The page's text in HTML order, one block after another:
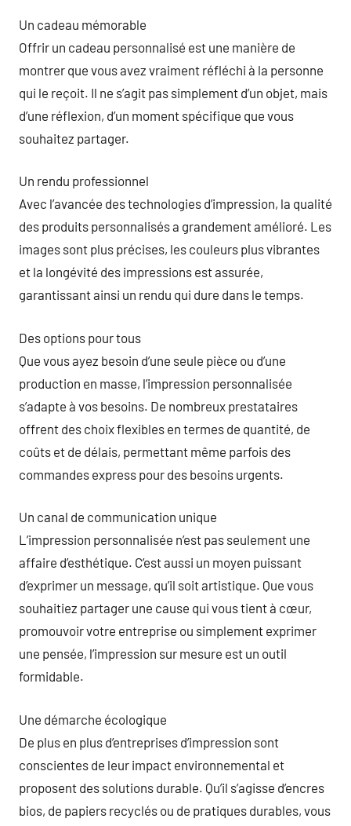
Un cadeau mémorable
Offrir un cadeau personnalisé est une manière de
montrer que vous avez vraiment réfléchi à la personne
qui le reçoit. Il ne s’agit pas simplement d’un objet, mais
d’une réflexion, d’un moment spécifique que vous
souhaitez partager.
Un rendu professionnel
Avec l’avancée des technologies d’impression, la qualité
des produits personnalisés a grandement amélioré. Les
images sont plus précises, les couleurs plus vibrantes
et la longévité des impressions est assurée,
garantissant ainsi un rendu qui dure dans le temps.
Des options pour tous
Que vous ayez besoin d’une seule pièce ou d’une
production en masse, l’impression personnalisée
s’adapte à vos besoins. De nombreux prestataires
offrent des choix flexibles en termes de quantité, de
coûts et de délais, permettant même parfois des
commandes express pour des besoins urgents.
Un canal de communication unique
L’impression personnalisée n’est pas seulement une
affaire d’esthétique. C’est aussi un moyen puissant
d’exprimer un message, qu’il soit artistique. Que vous
souhaitiez partager une cause qui vous tient à cœur,
promouvoir votre entreprise ou simplement exprimer
une pensée, l’impression sur mesure est un outil
formidable.
Une démarche écologique
De plus en plus d’entreprises d’impression sont
conscientes de leur impact environnemental et
proposent des solutions durable. Qu’il s’agisse d’encres
bios, de papiers recyclés ou de pratiques durables, vous